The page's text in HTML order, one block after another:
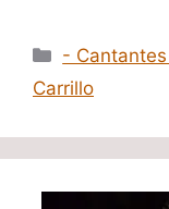
Categorías
-
Carrillo